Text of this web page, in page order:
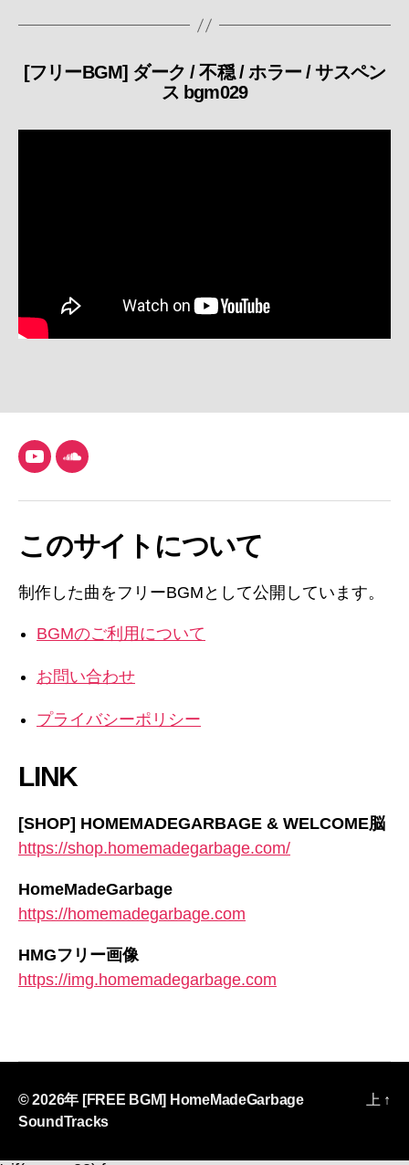
カ
テ
リ
[フリーBGM] ダーク / 不穏 / ホラー / サスペン
ス bgm029
YouTubeSoundCloud
このサイトについて
制作した曲をフリーBGMとして公開しています。
BGMのご利用について
お問い合わせ
プライバシーポリシー
LINK
[SHOP] HOMEMADEGARBAGE & WELCOME脳
https://shop.homemadegarbage.com/
HomeMadeGarbage
https://homemadegarbage.com
HMGフリー画像
https://img.homemadegarbage.com
© 2026年 [FREE BGM] HomeMadeGarbage
SoundTracks
上 ↑